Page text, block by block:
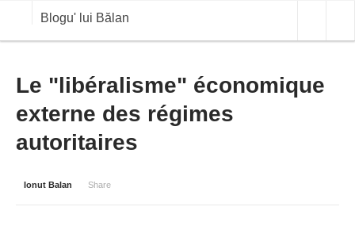
Blogu' lui Bălan
OPINII
ANALIZE
BLOG IN DIALOG
Le "libéralisme" économique
externe des régimes
autoritaires
Ionut Balan Share